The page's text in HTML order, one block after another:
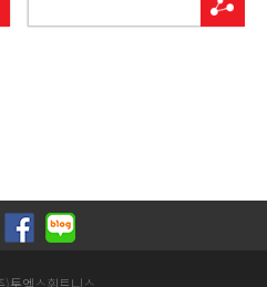
)투엑스휘트니스